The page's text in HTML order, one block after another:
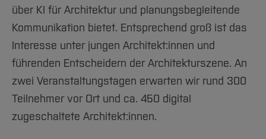
über KI für Architektur und planungsbegleitende
Kommunikation bietet. Entsprechend groß ist das
Interesse unter jungen Architekt:innen und
führenden Entscheidern der Architekturszene. An
zwei Veranstaltungstagen erwarten wir rund 300
Teilnehmer vor Ort und ca. 450 digital
zugeschaltete Architekt:innen.